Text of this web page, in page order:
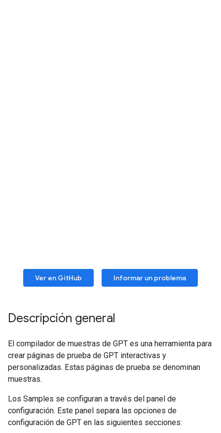
Ver en GitHub Informar un problema
Descripción general
El compilador de muestras de GPT es una herramienta para
crear páginas de prueba de GPT interactivas y
personalizadas. Estas páginas de prueba se denominan
muestras.
Los Samples se configuran a través del panel de
configuración. Este panel separa las opciones de
configuración de GPT en las siguientes secciones: